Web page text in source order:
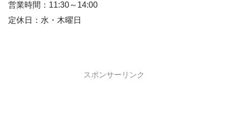
営業時間：11:30～14:00
定休日：水・木曜日
スポンサーリンク